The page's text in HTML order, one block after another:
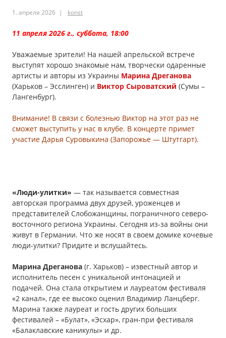
1. апреля 2026 konst
11 апреля 2026 г., суббота, 18:00
Уважаемые зрители! На нашей апрельской встрече
выступят хорошо знакомые нам, творчески одаренные
артисты и авторы из Украины Марина Дреганова
(Харьков – Эсслинген) и Виктор Сыроватский (Сумы –
Лангенбург).
Внимание! В связи с болезнью Виктор на этот раз не
сможет выступить у нас в клубе. В концерте примет
участие Дарья Суровыкина (Запорожье — Штутгарт).
«Люди-улитки» — так называется совместная
авторская программа двух друзей, уроженцев и
представителей Слобожанщины, пограничного северо-
восточного региона Украины. Сегодня из-за войны они
живут в Германии. Что же носят в своем домике кочевые
люди-улитки? Придите и вслушайтесь.
Марина Дреганова (г. Харьков) – известный автор и
исполнитель песен с уникальной интонацией и
подачей. Она стала открытием и лауреатом фестиваля
«2 канал», где ее высоко оценил Владимир Ланцберг.
Марина также лауреат и гость других больших
фестивалей – «Булат», «Эсхар», гран-при фестиваля
«Балаклавские каникулы» и др.